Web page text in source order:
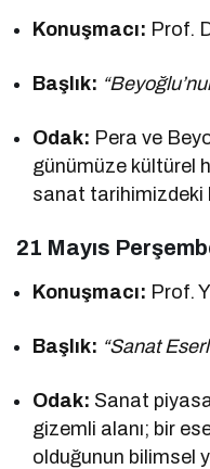
Konuşmacı: Prof.
Başlık:
Odak: Pera ve
günümüze kültürel
sanat tarihimizdeki
21 Mayıs
Konuşmacı: Prof.
Başlık: “Sanat
Odak: Sanat
gizemli alanı; bir
olduğunun bilimsel